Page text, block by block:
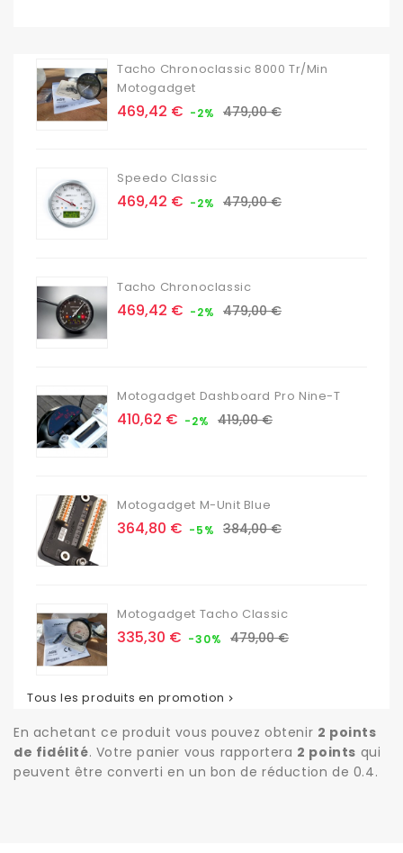
Tacho Chronoclassic 8000 Tr/min
Motogadget
Prix
469,42 € -2% Prix
479,00 €
Speedo Classic
Prix
469,42 € -2% Prix
479,00 €
Tacho Chronoclassic
Prix
469,42 € -2% Prix
479,00 €
Motogadget Dashboard Pro Nine-T
Prix
410,62 € -2% Prix
419,00 €
Motogadget M-Unit Blue
Prix
364,80 € -5% Prix
384,00 €
Motogadget Tacho Classic
Prix
335,30 € -30% Prix
479,00 €
Tous les produits en promotion 
En achetant ce produit vous pouvez obtenir 2 points
de fidélité. Votre panier vous rapportera 2 points qui
peuvent être converti en un bon de réduction de 0.4.